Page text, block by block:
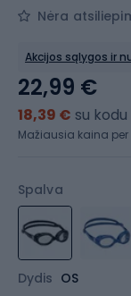
Nėra
Akcijos sąlygos ir
Spalva
Dydis OS
22,99 €
18,39 € su kodu
Mažiausia kaina